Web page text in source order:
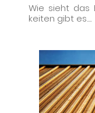
Wie sieht das
kei­ten gibt es....